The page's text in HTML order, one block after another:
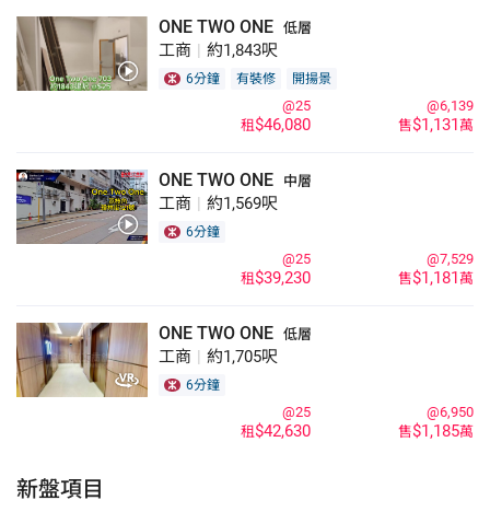
ONE TWO ONE 低層
工商 | 約1,843呎
6分鐘 有裝修 開揚景
售$1,131萬
@6,139
租$46,080
@25
ONE TWO ONE 中層
工商 | 約1,569呎
6分鐘
售$1,181萬
@7,529
租$39,230
@25
ONE TWO ONE 低層
工商 | 約1,705呎
6分鐘
售$1,185萬
@6,950
租$42,630
@25
新盤項目